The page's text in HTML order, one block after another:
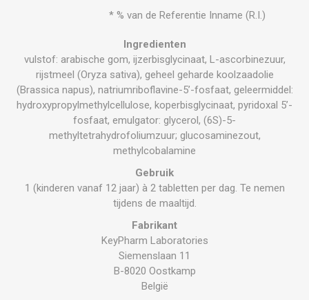
* % van de Referentie Inname (R.I.)
Ingredienten
vulstof: arabische gom, ijzerbisglycinaat, L-ascorbinezuur,
rijstmeel (Oryza sativa), geheel geharde koolzaadolie
(Brassica napus), natriumriboflavine-5’-fosfaat, geleermiddel:
hydroxypropylmethylcellulose, koperbisglycinaat, pyridoxal 5’-
fosfaat, emulgator: glycerol, (6S)-5-
methyltetrahydrofoliumzuur; glucosaminezout,
methylcobalamine
Gebruik
1 (kinderen vanaf 12 jaar) à 2 tabletten per dag. Te nemen
tijdens de maaltijd.
Fabrikant
KeyPharm Laboratories
Siemenslaan 11
B-8020 Oostkamp
België